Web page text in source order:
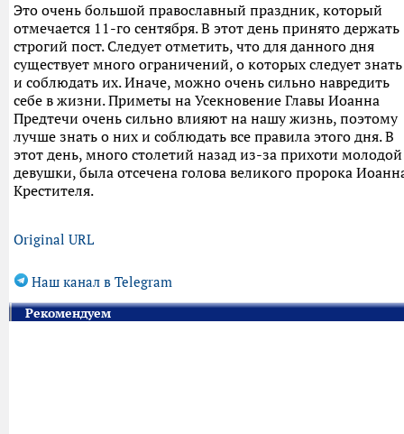
Это очень большой православный праздник, который
отмечается 11-го сентября. В этот день принято держать
строгий пост. Следует отметить, что для данного дня
существует много ограничений, о которых следует знать
и соблюдать их. Иначе, можно очень сильно навредить
себе в жизни. Приметы на Усекновение Главы Иоанна
Предтечи очень сильно влияют на нашу жизнь, поэтому
лучше знать о них и соблюдать все правила этого дня. В
этот день, много столетий назад из-за прихоти молодой
девушки, была отсечена голова великого пророка
Крестителя.
Original URL
Наш канал в Telegram
Рекомендуем